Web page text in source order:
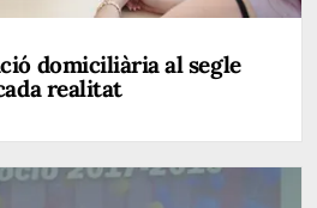
domiciliària al segle
realitat